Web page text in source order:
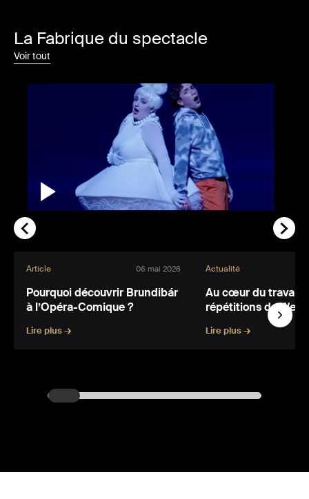
La Fabrique du spectacle
Voir tout
Article 06 mai 2026
Pourquoi découvrir Brundibár
à l’Opéra-Comique ?
Lire plus →
Actualité
Au cœur du travail :
répétitions de
Lire plus →